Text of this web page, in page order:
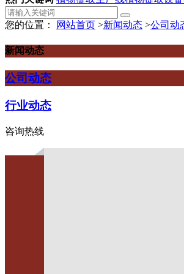
您的位置： 网站首页 >新闻动态 >公司动
新闻动态
公司动态
行业动态
咨询热线